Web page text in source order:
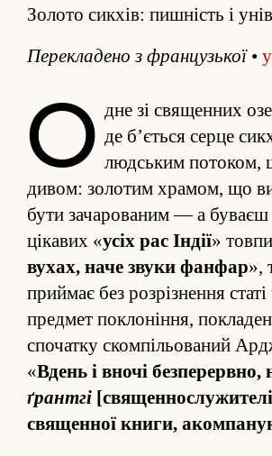
Золото сикхів: пишність і
Пере­кладено з французької•
О дне зі священ­них
де б’ється серце
людським потоком,
дивом: золотим храмом, що
бути зачарованим — а буваєш
цікавих «усіх рас Індії»
вухах, наче звуки фанфар»,
при­ймає без роз­різне­ння
предмет поклоні­н­ня,
спочатку скомпільований
«Вдень і вночі
ґрантгі
священ­ної книги,